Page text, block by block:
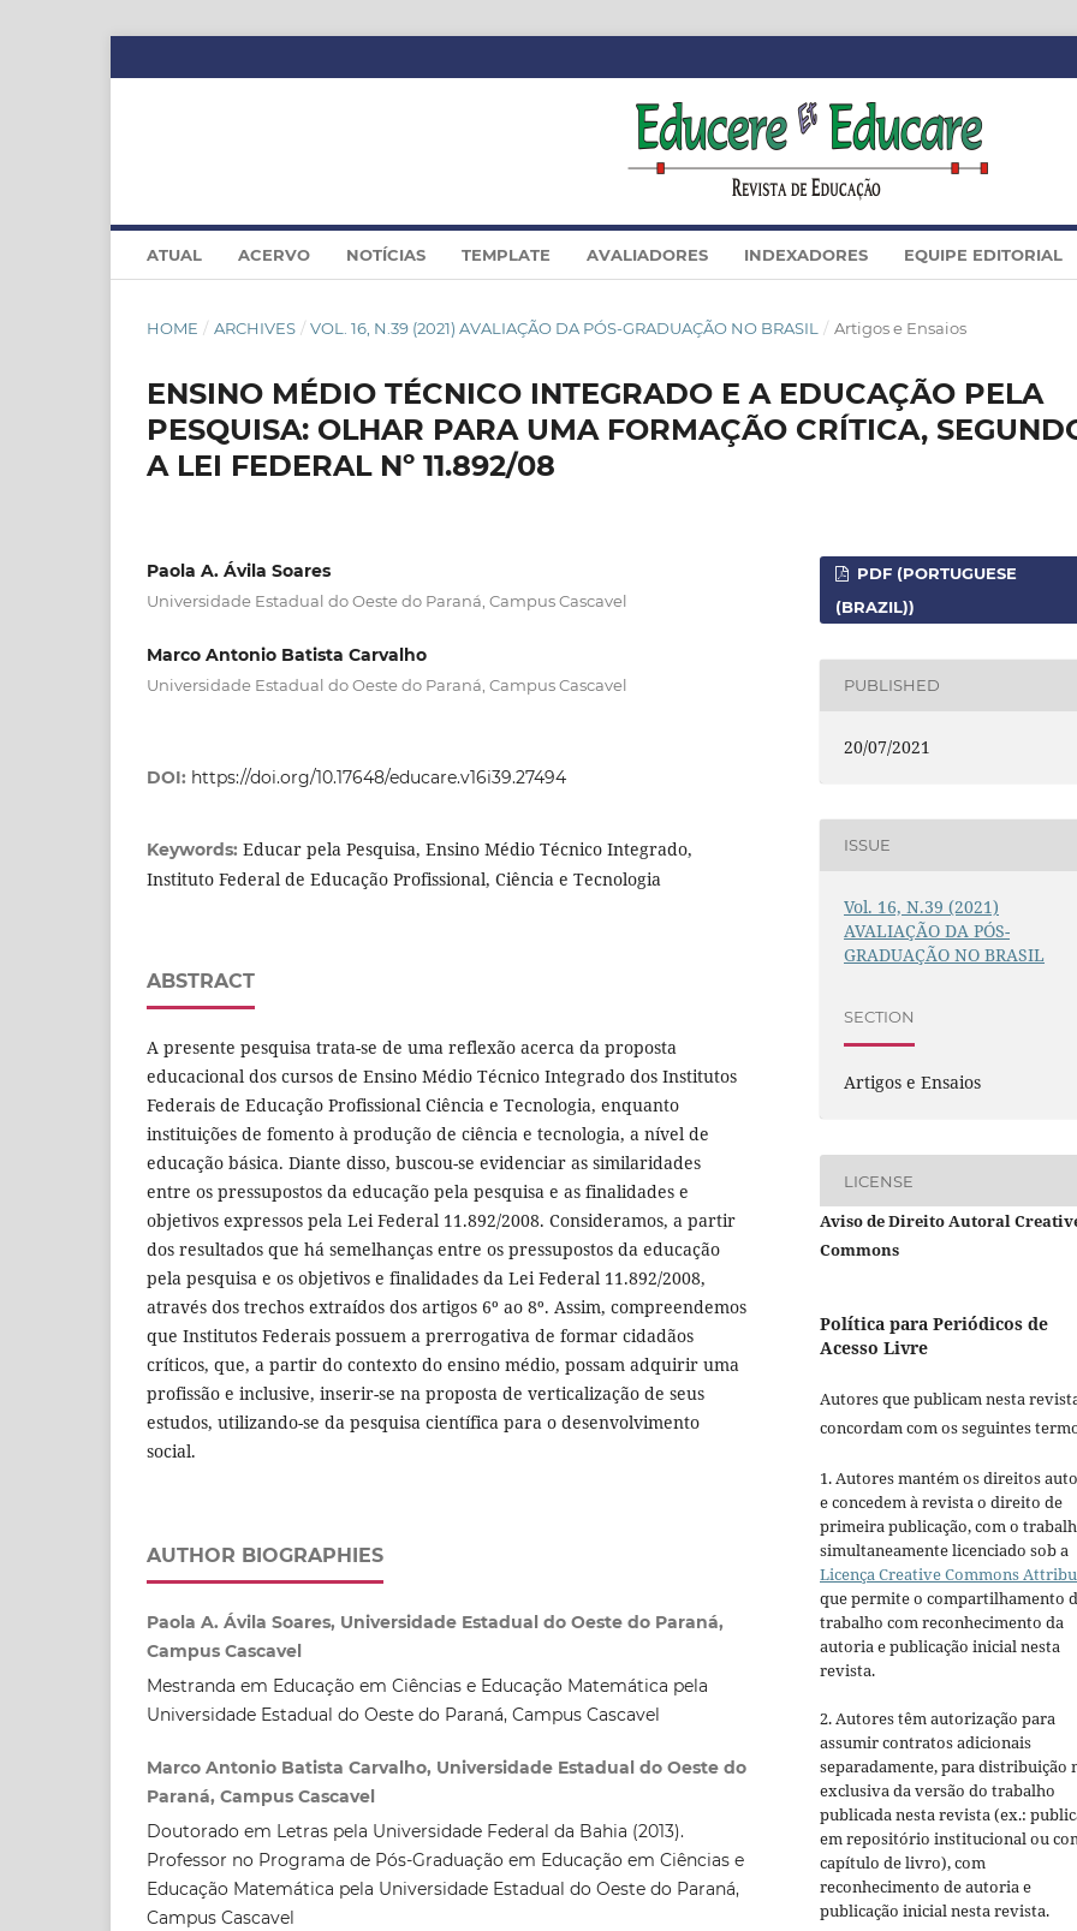
ATUAL ACERVO NOTÍCIAS TEMPLATE AVALIADORES INDEXADORES EQUIPE EDITORIAL
HOME / ARCHIVES / VOL. 16, N.39 (2021) AVALIAÇÃO DA PÓS-GRADUAÇÃO NO BRASIL / Artigos e Ensaios
ENSINO MÉDIO TÉCNICO INTEGRADO E A EDUCAÇÃO PELA
PESQUISA: OLHAR PARA UMA FORMAÇÃO CRÍTICA,
A LEI FEDERAL Nº 11.892/08
Paola A. Ávila Soares
Universidade Estadual do Oeste do Paraná, Campus Cascavel
Marco Antonio Batista Carvalho
Universidade Estadual do Oeste do Paraná, Campus Cascavel
DOI: https://doi.org/10.17648/educare.v16i39.27494
Keywords: Educar pela Pesquisa, Ensino Médio Técnico Integrado,
Instituto Federal de Educação Profissional, Ciência e Tecnologia
ABSTRACT
A presente pesquisa trata-se de uma reflexão acerca da proposta
educacional dos cursos de Ensino Médio Técnico Integrado dos Institutos
Federais de Educação Profissional Ciência e Tecnologia, enquanto
instituições de fomento à produção de ciência e tecnologia, a nível de
educação básica. Diante disso, buscou-se evidenciar as similaridades
entre os pressupostos da educação pela pesquisa e as finalidades e
objetivos expressos pela Lei Federal 11.892/2008. Consideramos, a partir
dos resultados que há semelhanças entre os pressupostos da educação
pela pesquisa e os objetivos e finalidades da Lei Federal 11.892/2008,
através dos trechos extraídos dos artigos 6º ao 8º. Assim, compreendemos
que Institutos Federais possuem a prerrogativa de formar cidadãos
críticos, que, a partir do contexto do ensino médio, possam adquirir uma
profissão e inclusive, inserir-se na proposta de verticalização de seus
estudos, utilizando-se da pesquisa científica para o desenvolvimento
social.
AUTHOR BIOGRAPHIES
Paola A. Ávila Soares, Universidade Estadual do Oeste do Paraná,
Campus Cascavel
Mestranda em Educação em Ciências e Educação Matemática pela
Universidade Estadual do Oeste do Paraná, Campus Cascavel
Marco Antonio Batista Carvalho, Universidade Estadual do Oeste do
Paraná, Campus Cascavel
Doutorado em Letras pela Universidade Federal da Bahia (2013).
Professor no Programa de Pós-Graduação em Educação em Ciências e
Educação Matemática pela Universidade Estadual do Oeste do Paraná,
Campus Cascavel
PDF (PORTUGUESE
(BRAZIL))
PUBLISHED
20/07/2021
ISSUE
Vol. 16, N.39 (2021)
AVALIAÇÃO DA PÓS-
GRADUAÇÃO NO BRASIL
SECTION
Artigos e Ensaios
LICENSE
Aviso de Direito Autoral
Commons
Política para Periódicos de
Acesso Livre
Autores que publicam nesta
concordam com os seguintes
1. Autores mantém os direitos
e concedem à revista o direito de
primeira publicação, com o
simultaneamente licenciado sob a
Licença Creative Commons
que permite o compartilhamento
trabalho com reconhecimento da
autoria e publicação inicial nesta
revista.
2. Autores têm autorização para
assumir contratos adicionais
separadamente, para distribuição
exclusiva da versão do trabalho
publicada nesta revista (ex.:
em repositório institucional ou
capítulo de livro), com
reconhecimento de autoria e
publicação inicial nesta revista.